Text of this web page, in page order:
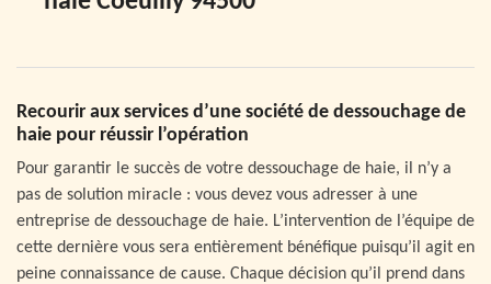
Recourir aux services d’une société de dessouchage de
haie pour réussir l’opération
Pour garantir le succès de votre dessouchage de haie, il n’y a
pas de solution miracle : vous devez vous adresser à une
entreprise de dessouchage de haie. L’intervention de l’équipe de
cette dernière vous sera entièrement bénéfique puisqu’il agit en
peine connaissance de cause. Chaque décision qu’il prend dans